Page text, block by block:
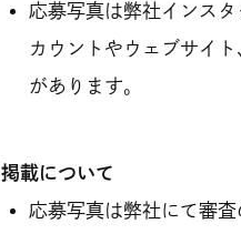
応募写真は弊社インス
カウントやウェブサイ
があります。
掲載について
応募写真は弊社にて審